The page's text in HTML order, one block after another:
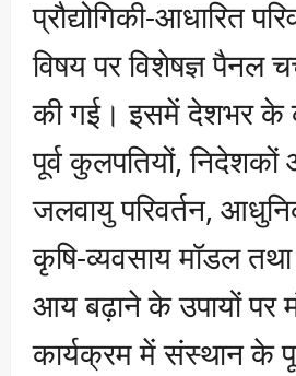
प्रौद्योगिकी-आधारित
विषय पर विशेषज्ञ पैनल
की गई। इसमें देशभर के
पूर्व कुलपतियों, निदेशकों
जलवायु परिवर्तन,
कृषि-व्यवसाय मॉडल
आय बढ़ाने के उपायों पर
कार्यक्रम में संस्थान के